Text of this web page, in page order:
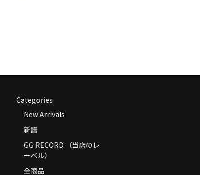
Categories
New Arrivals
新譜
GG RECORD （当店のレ
ーベル）
全商品